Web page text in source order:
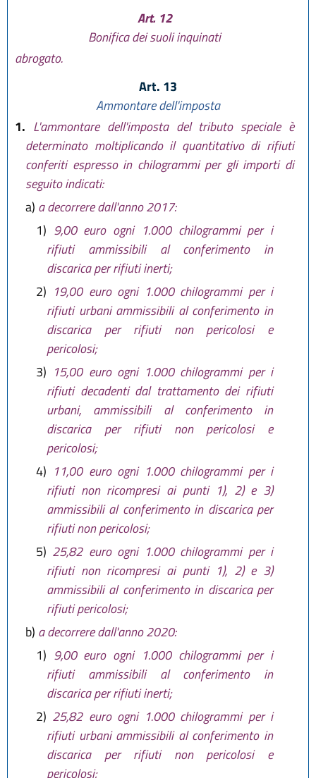
Art. 12
Bonifica dei suoli inquinati
abrogato.
Art. 13
Ammontare dell'imposta
1. L'ammontare dell'imposta del tributo speciale è
determinato moltiplicando il quantitativo di rifiuti
conferiti espresso in chilogrammi per gli importi di
seguito indicati:
a) a decorrere dall'anno 2017:
1) 9,00 euro ogni 1.000 chilogrammi per i
rifiuti ammissibili al conferimento in
discarica per rifiuti inerti;
2) 19,00 euro ogni 1.000 chilogrammi per i
rifiuti urbani ammissibili al conferimento in
discarica per rifiuti non pericolosi e
pericolosi;
3) 15,00 euro ogni 1.000 chilogrammi per i
rifiuti decadenti dal trattamento dei rifiuti
urbani, ammissibili al conferimento in
discarica per rifiuti non pericolosi e
pericolosi;
4) 11,00 euro ogni 1.000 chilogrammi per i
rifiuti non ricompresi ai punti 1), 2) e 3)
ammissibili al conferimento in discarica per
rifiuti non pericolosi;
5) 25,82 euro ogni 1.000 chilogrammi per i
rifiuti non ricompresi ai punti 1), 2) e 3)
ammissibili al conferimento in discarica per
rifiuti pericolosi;
b) a decorrere dall'anno 2020:
1) 9,00 euro ogni 1.000 chilogrammi per i
rifiuti ammissibili al conferimento in
discarica per rifiuti inerti;
2) 25,82 euro ogni 1.000 chilogrammi per i
rifiuti urbani ammissibili al conferimento in
discarica per rifiuti non pericolosi e
pericolosi;